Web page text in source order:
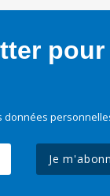
données
Je